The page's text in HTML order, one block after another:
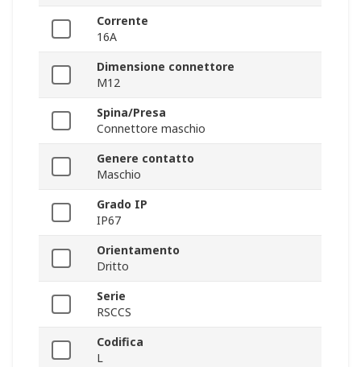
Corrente
16A
Dimensione connettore
M12
Spina/Presa
Connettore maschio
Genere contatto
Maschio
Grado IP
IP67
Orientamento
Dritto
Serie
RSCCS
Codifica
L